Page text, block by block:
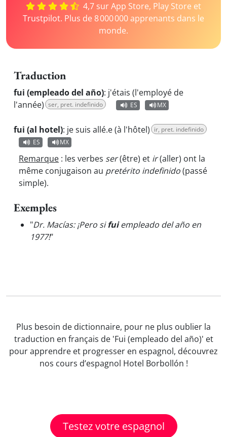
4,7 sur App Store, Play Store et
Trustpilot. Plus de 8 000 000 apprenants dans le
monde.
Traduction
fui (empleado del año): j'étais (l'employé de
l'année) ser, pret. indefinido ES MX
fui (al hotel): je suis allé.e (à l'hôtel) ir, pret. indefinido
ES
MX
Remarque : les verbes ser(être) et ir(aller) ont la
même conjugaison au pretérito indefinido(passé
simple).
Exemples
"Dr. Macías: ¡Pero sifuiempleado del año en
1977!"
Plus besoin de dictionnaire, pour ne plus oublier la
traduction en français de 'Fui (empleado del año)' et
pour apprendre et progresser en espagnol, découvrez
nos cours d’espagnol Hotel Borbollón !
Testez votre espagnol